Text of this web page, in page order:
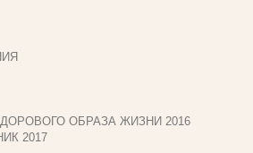
ОБРАЗА ЖИЗНИ 2016
2017